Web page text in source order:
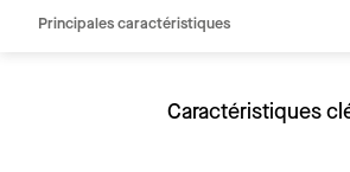
Principales caractéristiques
Caractéristiques